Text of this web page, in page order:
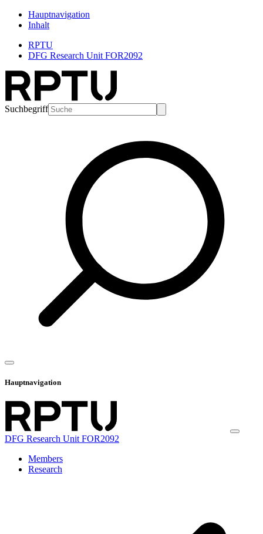
Hauptnavigation
Inhalt
RPTU
DFG Research Unit FOR2092
Suchbegriff
Hauptnavigation
DFG Research Unit FOR2092
Members
Research